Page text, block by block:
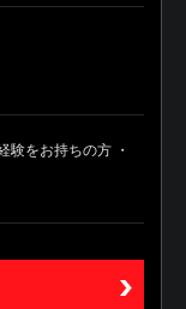
験をお持ちの方 ・